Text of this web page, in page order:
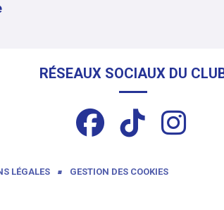
RÉSEAUX SOCIAUX DU
LÉGALES GESTION DES COOKIES